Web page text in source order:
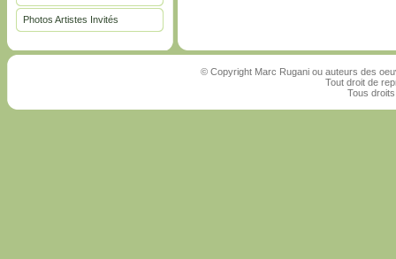
Photos Artistes Invités
© Copyright Marc Rugani ou auteurs des
Tout droit de
Tous